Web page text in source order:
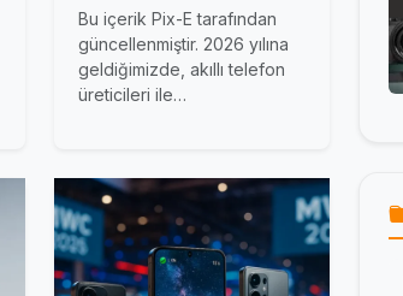
Bu içerik Pix-E tarafından
güncellenmiştir. 2026 yılına
geldiğimizde, akıllı telefon
üreticileri ile…